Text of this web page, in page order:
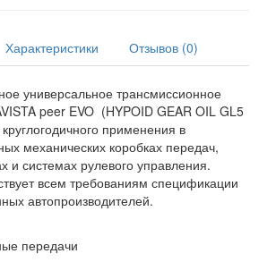
Характеристики
Отзывов (0)
универсальное трансмиссионное
peer EVO (HYPOID GEAR OIL GL5
применения в
механических коробках передач,
системах рулевого управления.
всем требованиям спецификации
автопроизводителей.
передачи